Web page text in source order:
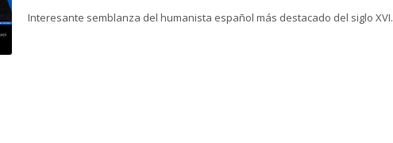
Interesante semblanza del humanista español más destacado del siglo XVI.